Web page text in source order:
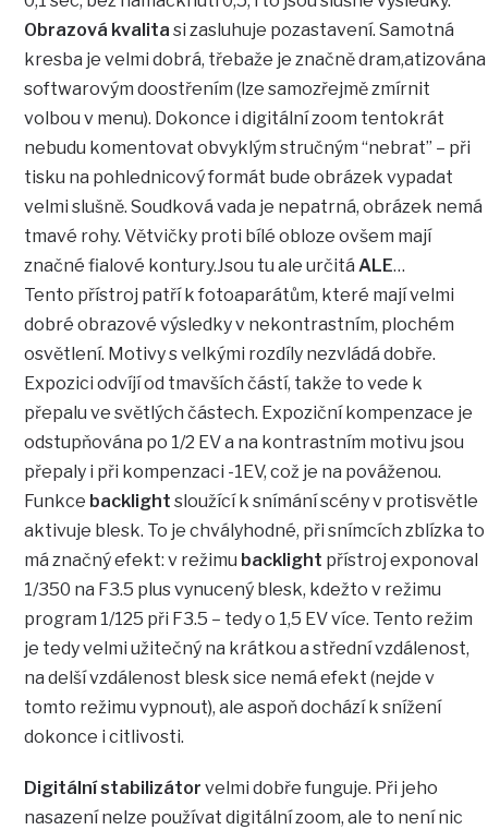
Obrazová kvalita si zasluhuje pozastavení. Samotná
kresba je velmi dobrá, třebaže je značně dram,atizována
softwarovým doostřením (lze samozřejmě zmírnit
volbou v menu). Dokonce i digitální zoom tentokrát
nebudu komentovat obvyklým stručným “nebrat” – při
tisku na pohlednicový formát bude obrázek vypadat
velmi slušně. Soudková vada je nepatrná, obrázek nemá
tmavé rohy. Větvičky proti bílé obloze ovšem mají
značné fialové kontury.Jsou tu ale určitáALE…
Tento přístroj patří k fotoaparátům, které mají velmi
dobré obrazové výsledky v nekontrastním, plochém
osvětlení. Motivy s velkými rozdíly nezvládá dobře.
Expozici odvíjí od tmavších částí, takže to vede k
přepalu ve světlých částech. Expoziční kompenzace je
odstupňována po 1/2 EV a na kontrastním motivu jsou
přepaly i při kompenzaci -1EV, což je na pováženou.
Funkce backlight sloužící k snímání scény v protisvětle
aktivuje blesk. To je chvályhodné, při snímcích zblízka to
má značný efekt: v režimu backlight přístroj exponoval
1/350 na F3.5 plus vynucený blesk, kdežto v režimu
program 1/125 při F3.5 – tedy o 1,5 EV více. Tento režim
je tedy velmi užitečný na krátkou a střední vzdálenost,
na delší vzdálenost blesk sice nemá efekt (nejde v
tomto režimu vypnout), ale aspoň dochází k snížení
dokonce i citlivosti.
Digitální stabilizátor velmi dobře funguje. Při jeho
nasazení nelze používat digitální zoom, ale to není nic